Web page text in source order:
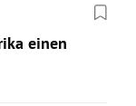
einen